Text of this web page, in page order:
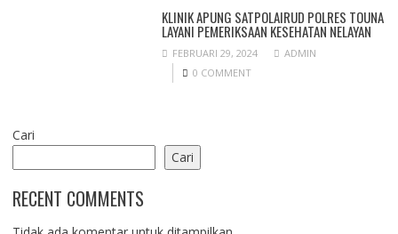
KLINIK APUNG SATPOLAIRUD POLRES TOUNA
LAYANI PEMERIKSAAN KESEHATAN NELAYAN
FEBRUARI 29, 2024
ADMIN
0 COMMENT
Cari
Cari
RECENT COMMENTS